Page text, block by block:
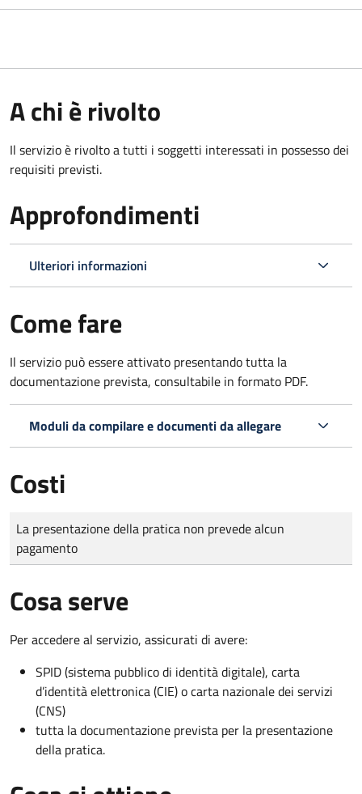
A chi è rivolto
Il servizio è rivolto a tutti i soggetti interessati in possesso dei
requisiti previsti.
Approfondimenti
Ulteriori informazioni
Come fare
Il servizio può essere attivato presentando tutta la
documentazione prevista, consultabile in formato PDF.
Moduli da compilare e documenti da allegare
Costi
Tipo di pagamento
Importo
La presentazione della pratica non prevede alcun
pagamento
Cosa serve
Per accedere al servizio, assicurati di avere:
SPID (sistema pubblico di identità digitale), carta
d’identità elettronica (CIE) o carta nazionale dei servizi
(CNS)
tutta la documentazione prevista per la presentazione
della pratica.